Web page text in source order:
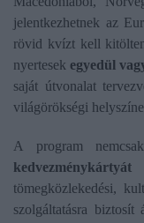
jelentkezhetnek az
rövid kvízt kell
nyertesek egyedül
saját útvonalat
világörökségi
A program
tömegközlekedési,
szolgáltatásra